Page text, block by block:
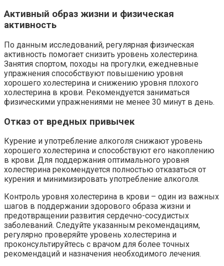
Активный образ жизни и физическая
активность
По данным исследований, регулярная физическая
активность помогает снизить уровень холестерина.
Занятия спортом, походы на прогулки, ежедневные
упражнения способствуют повышению уровня
хорошего холестерина и снижению уровня плохого
холестерина в крови. Рекомендуется заниматься
физическими упражнениями не менее 30 минут в день.
Отказ от вредных привычек
Курение и употребление алкоголя снижают уровень
хорошего холестерина и способствуют его накоплению
в крови. Для поддержания оптимального уровня
холестерина рекомендуется полностью отказаться от
курения и минимизировать употребление алкоголя.
Контроль уровня холестерина в крови – один из важных
шагов в поддержании здорового образа жизни и
предотвращении развития сердечно-сосудистых
заболеваний. Следуйте указанным рекомендациям,
регулярно проверяйте уровень холестерина и
проконсультируйтесь с врачом для более точных
рекомендаций и назначения необходимого лечения.